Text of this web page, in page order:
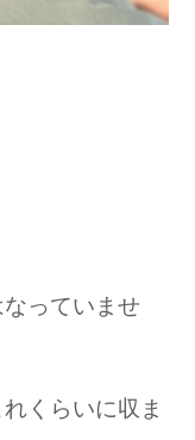
っていませ
くらいに収ま